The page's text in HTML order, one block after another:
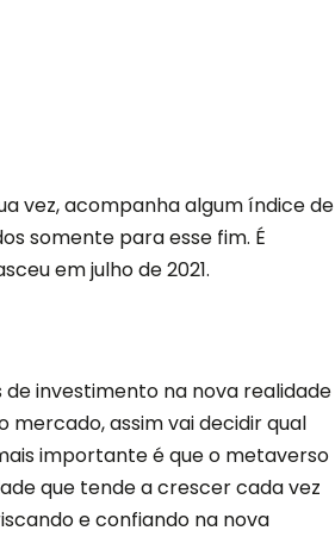
vez, acompanha algum índice de
somente para esse fim. É
em julho de 2021.
de investimento na nova realidade
mercado, assim vai decidir qual
importante é que o metaverso
que tende a crescer cada vez
e confiando na nova